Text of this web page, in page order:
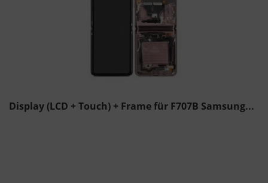
Display (LCD + Touch) + Frame für F707B Samsung...